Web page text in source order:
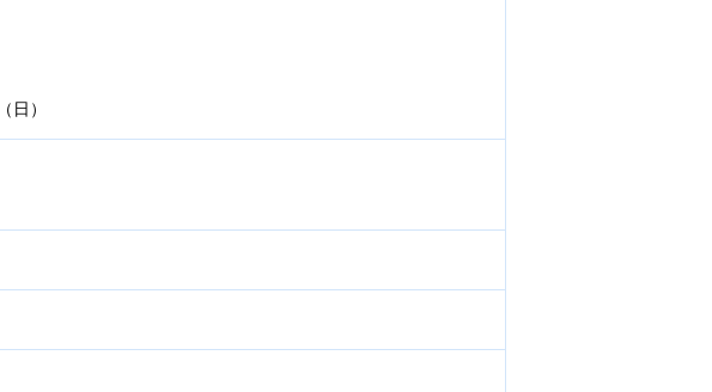
日）